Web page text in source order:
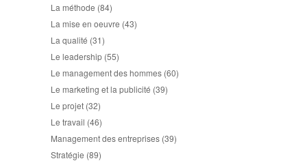
La méthode (84)
La mise en oeuvre (43)
La qualité (31)
Le leadership (55)
Le management des hommes (60)
Le marketing et la publicité (39)
Le projet (32)
Le travail (46)
Management des entreprises (39)
Stratégie (89)